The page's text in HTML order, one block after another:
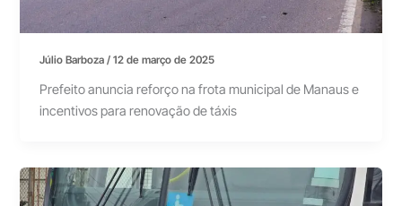
Júlio Barboza/12 de março de 2025
Prefeito anuncia reforço na frota municipal de Manaus e
incentivos para renovação de táxis